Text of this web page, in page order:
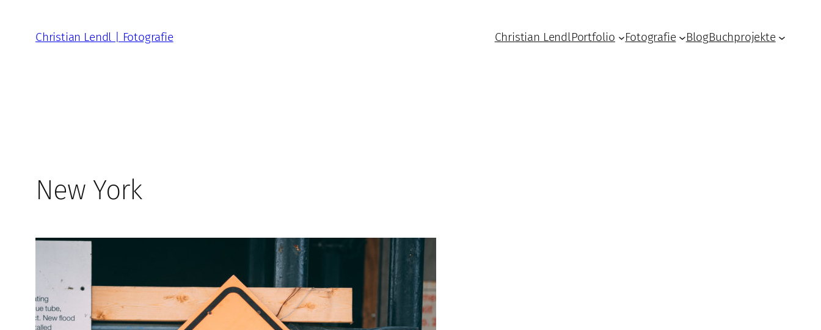
springen
Christian Lendl | Fotografie Christian LendlPortfolio Fotografie BlogBuchprojekte
New York